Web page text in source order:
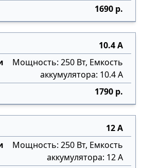
1690 р.
10.4 А
Мощность: 250 Вт, Емкость
аккумулятора: 10.4 А
1790 р.
12 А
Мощность: 250 Вт, Емкость
аккумулятора: 12 А